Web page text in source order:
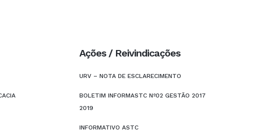
Ações / Reivindicações
URV – NOTA DE ESCLARECIMENTO
BOLETIM INFORMASTC Nº02 GESTÃO 2017
2019
INFORMATIVO ASTC